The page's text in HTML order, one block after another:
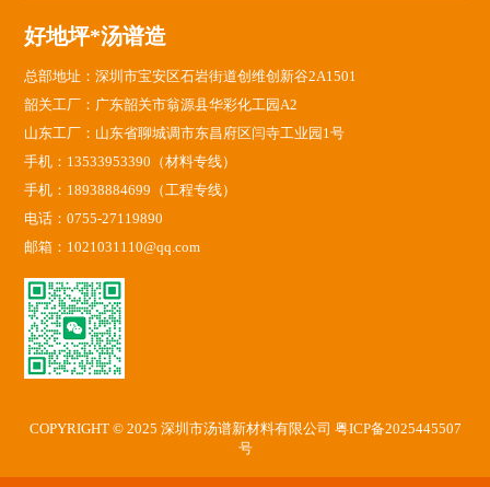
好地坪*汤谱造
总部地址：深圳市宝安区石岩街道创维创新谷2A1501
韶关工厂：广东韶关市翁源县华彩化工园A2
山东工厂：山东省聊城调市东昌府区闫寺工业园1号
手机：13533953390（材料专线）
手机：18938884699（工程专线）
电话：0755-27119890
邮箱：1021031110@qq.com
COPYRIGHT © 2025 深圳市汤谱新材料有限公司 粤ICP备2025445507
号